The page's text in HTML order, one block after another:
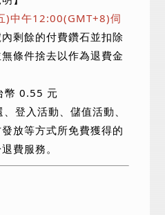
)中午12:00(GMT+8)伺
剩餘的付費鑽石並扣除
條件捨去以作為退費金
幣 0.55 元
登入活動、儲值活動、
放等方式所免費獲得的
費服務。